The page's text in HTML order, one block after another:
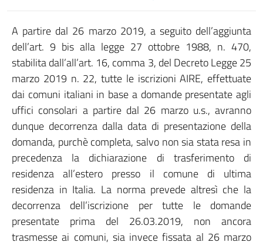
A partire dal 26 marzo 2019, a seguito dell’aggiunta
dell’art. 9 bis alla legge 27 ottobre 1988, n. 470,
stabilita dall’all’art. 16, comma 3, del Decreto Legge 25
marzo 2019 n. 22, tutte le iscrizioni AIRE, effettuate
dai comuni italiani in base a domande presentate agli
uffici consolari a partire dal 26 marzo u.s., avranno
dunque decorrenza dalla data di presentazione della
domanda, purchè completa, salvo non sia stata resa in
precedenza la dichiarazione di trasferimento di
residenza all’estero presso il comune di ultima
residenza in Italia. La norma prevede altresì che la
decorrenza dell’iscrizione per tutte le domande
presentate prima del 26.03.2019, non ancora
trasmesse ai comuni, sia invece fissata al 26 marzo